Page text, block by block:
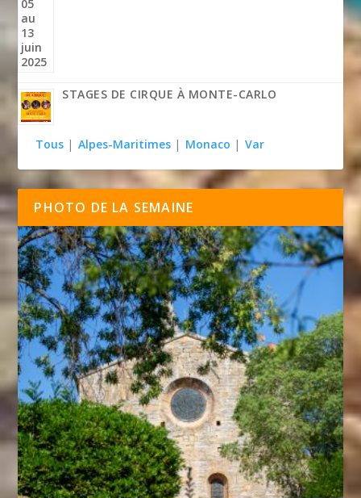
STAGES DE CIRQUE À MONTE-CARLO
Tous | Alpes-Maritimes | Monaco | Var
PHOTO DE LA SEMAINE